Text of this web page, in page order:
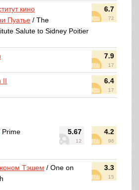
6.7
72
кино
Пуатье / The
Salute to Sidney Poitier
7.9
17
6.4
17
II
5.67
12
4.2
96
Prime
3.3
15
Тэшем / One on